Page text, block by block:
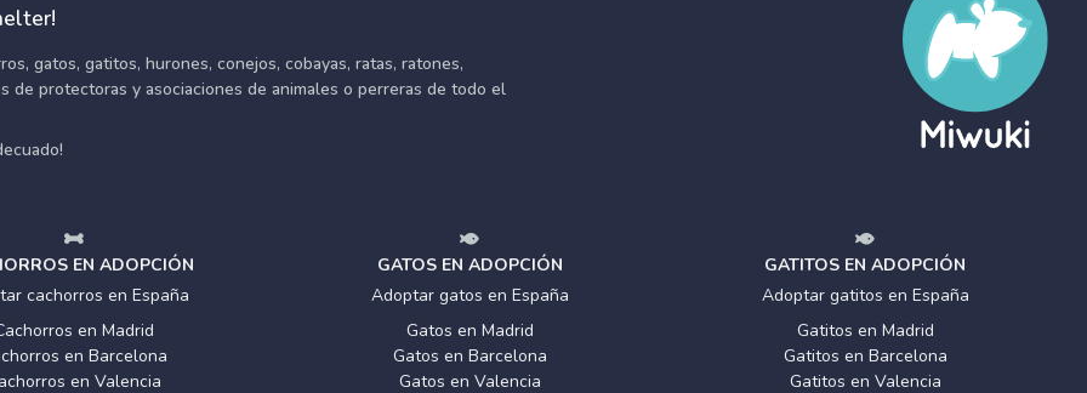
gatos, gatitos, hurones, conejos, cobayas, ratas, ratones,
de protectoras y asociaciones de animales o perreras de todo el
EN ADOPCIÓN
cachorros en España
en Madrid
en Barcelona
en Valencia
GATOS EN ADOPCIÓN
Adoptar gatos en España
Gatos en Madrid
Gatos en Barcelona
Gatos en Valencia
GATITOS EN ADOPCIÓN
Adoptar gatitos en España
Gatitos en Madrid
Gatitos en Barcelona
Gatitos en Valencia